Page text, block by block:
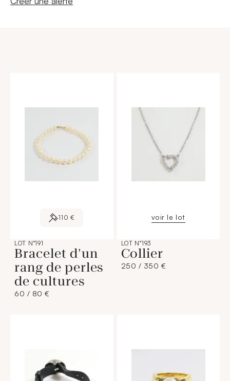
110 €
LOT N°191
Bracelet d'un
rang de perles
de cultures
60 / 80 €
voir le lot
LOT N°193
Collier
250 / 350 €